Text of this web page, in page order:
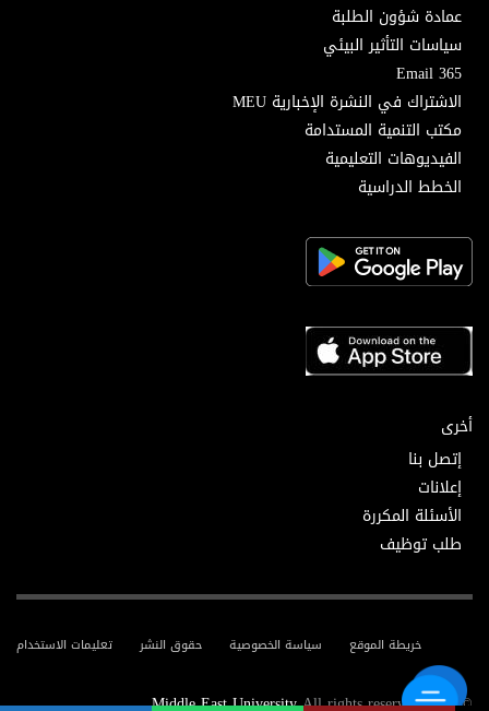
عمادة شؤون الطلبة
سياسات التأثير البيئي
Email 365
الاشتراك في النشرة الإخبارية MEU
مكتب التنمية المستدامة
الفيديوهات التعليمية
الخطط الدراسية
أخرى
إتصل بنا
إعلانات
الأسئلة المكررة
طلب توظيف
تعليمات الاستخدام حقوق النشر سياسة الخصوصية خريطة الموقع
© 2025
Middle East UniversityAll rights reserved.